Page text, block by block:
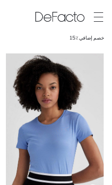
خصم إضافي ٪15